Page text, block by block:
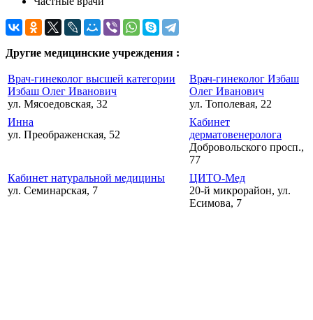
Другие медицинские учреждения :
Врач-гинеколог высшей категории
Избаш Олег Иванович
ул. Мясоедовская, 32
Врач-гинеколог Избаш
Олег Иванович
ул. Тополевая, 22
Инна
ул. Преображенская, 52
Кабинет
дерматовенеролога
Добровольского просп.,
77
Кабинет натуральной медицины
ул. Семинарская, 7
ЦИТО-Мед
20-й микрорайон, ул.
Есимова, 7